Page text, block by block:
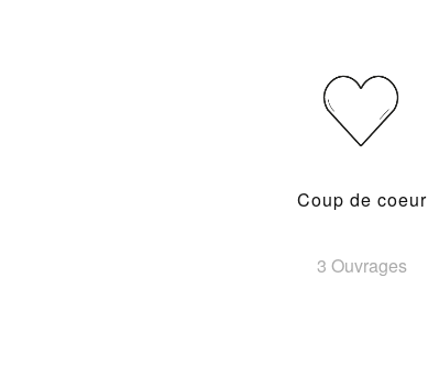
Coup de coeur
3 Ouvrages